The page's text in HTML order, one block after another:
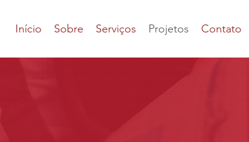
Início Sobre Serviços Projetos Contato